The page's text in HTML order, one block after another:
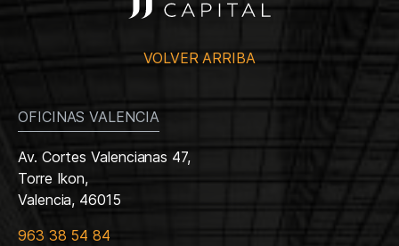
VOLVER ARRIBA
OFICINAS VALENCIA
Av. Cortes Valencianas 47,
Torre Ikon,
Valencia, 46015
963 38 54 84